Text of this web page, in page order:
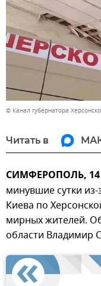
© Канал губернатора
Читать в
СИМФЕРОПОЛЬ,
минувшие сутки
Киева по
мирных жителей.
области Владимир